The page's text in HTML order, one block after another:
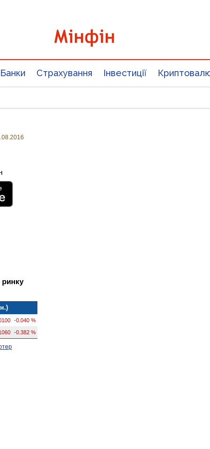
Банки Страхування Інвестиції
ринку
-0.040 %
-0.382 %